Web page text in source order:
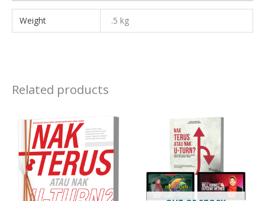
Weight .5 kg
Related products